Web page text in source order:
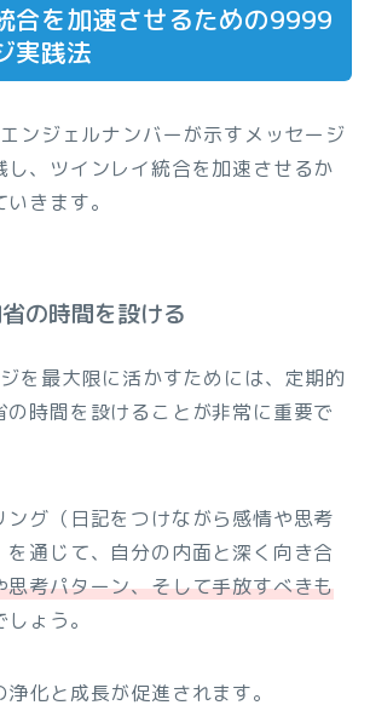
合を加速させるための9999
実践法
ンジェルナンバーが示すメッセージ
し、ツインレイ統合を加速させるか
きます。
の時間を設ける
を最大限に活かすためには、定期的
の時間を設けることが非常に重要で
ング（日記をつけながら感情や思考
を通じて、自分の内面と深く向き合
思考パターン、そして手放すべきも
しょう。
化と成長が促進されます。